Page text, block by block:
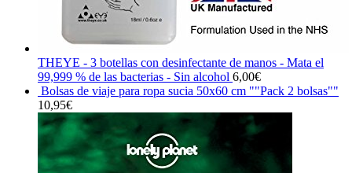
THEYE - 3 botellas con desinfectante de manos - Mata el
99,999 % de las bacterias - Sin alcohol 6,00€
Bolsas de viaje para ropa sucia 50x60 cm ""Pack 2 bolsas""
10,95€